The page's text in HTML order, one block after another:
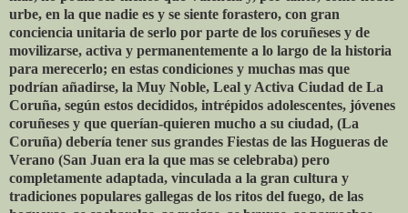
urbe, en la que nadie es y se siente forastero, con gran
conciencia unitaria de serlo por parte de los coruñeses y de
movilizarse, activa y permanentemente a lo largo de la historia
para merecerlo; en estas condiciones y muchas mas que
podrían añadirse, la Muy Noble, Leal y Activa Ciudad de La
Coruña, según estos decididos, intrépidos adolescentes, jóvenes
coruñeses y que querían-quieren mucho a su ciudad, (La
Coruña) debería tener sus grandes Fiestas de las Hogueras de
Verano (San Juan era la que mas se celebraba) pero
completamente adaptada, vinculada a la gran cultura y
tradiciones populares gallegas de los ritos del fuego, de las